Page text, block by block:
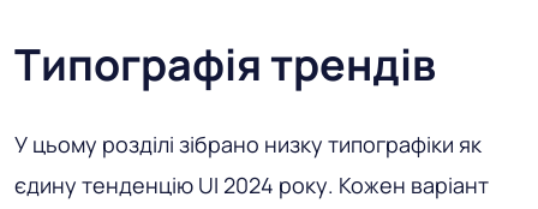
Типографія трендів
У цьому розділі зібрано низку типографіки як
єдину тенденцію UI 2024 року. Кожен варіант